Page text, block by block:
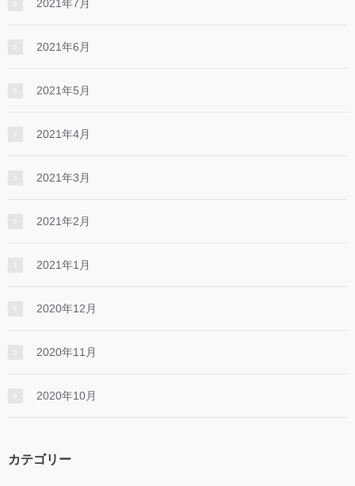
2021年7月
2021年6月
2021年5月
2021年4月
2021年3月
2021年2月
2021年1月
2020年12月
2020年11月
2020年10月
カテゴリー